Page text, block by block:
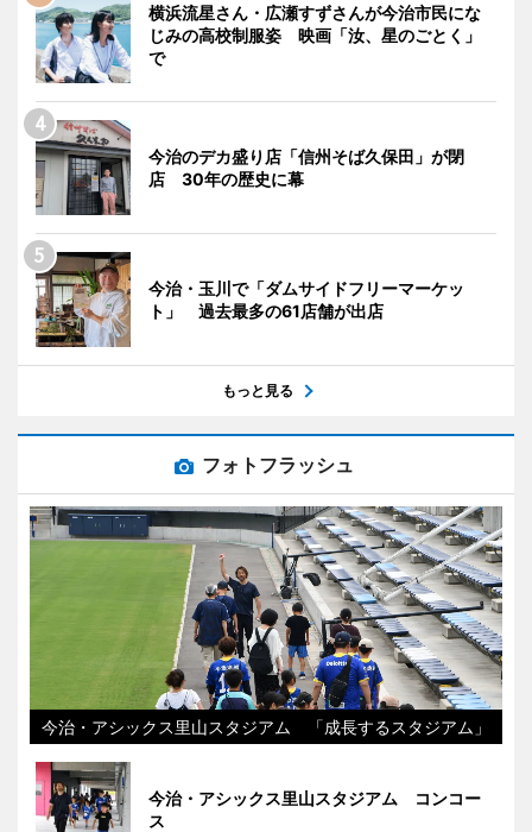
横浜流星さん・広瀬すずさんが今治市民にな
じみの高校制服姿 映画「汝、星のごとく」
で
今治のデカ盛り店「信州そば久保田」が閉
店 30年の歴史に幕
今治・玉川で「ダムサイドフリーマーケッ
ト」 過去最多の61店舗が出店
もっと見る
フォトフラッシュ
今治・アシックス里山スタジアム 「成長するスタジアム」
今治・アシックス里山スタジアム コンコー
ス